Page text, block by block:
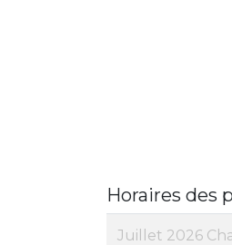
Horaires des
Juillet 2026